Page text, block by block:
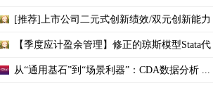
[推荐]上市公司二元式创新绩效/双元创新能力
【季度应计盈余管理】修正的琼斯模型Stata代
从“通用基石”到“场景利器”：CDA数据分析 ...